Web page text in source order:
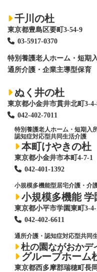
千川の杜
東京都豊島区要町3-54-9
03-5917-0370
特別養護老人ホーム ・短期
通所介護・企業主導型保育
ぬく井の杜
東京都小金井市貫井北町3-
042-402-7011
特別養護老人ホーム ・短期入
認知症対応型共同生活介護
本町けやきの杜
東京都小金井市本町4-7-1
042-401-1392
小規模多機能型居宅介護・介
小規模多機能 学
東京都小平市学園東町3-
042-402-6611
通所介護・認知症対応型共同
杜の園ながおかデ
グループホーム
東京都西多摩郡瑞穂町長